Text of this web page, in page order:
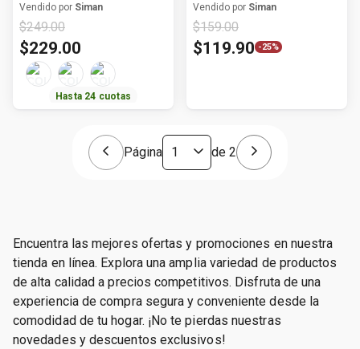
Vendido por Siman
$249.00
$229.00
Hasta 24 cuotas
con Bluetooth y HDMI
ARC
Vendido por Siman
$159.00
$119.90 -25%
Página de 2
Encuentra las mejores ofertas y promociones en nuestra
tienda en línea. Explora una amplia variedad de productos
de alta calidad a precios competitivos. Disfruta de una
experiencia de compra segura y conveniente desde la
comodidad de tu hogar. ¡No te pierdas nuestras
novedades y descuentos exclusivos!